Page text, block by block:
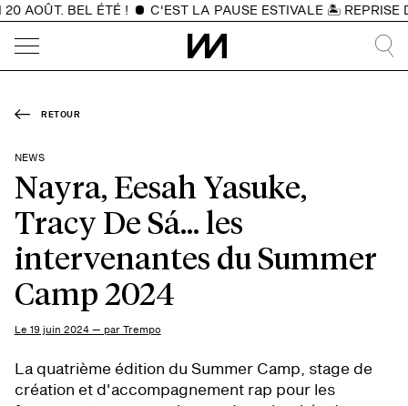
BEL ÉTÉ ! C'EST LA PAUSE ESTIVALE 🏝️ REPRISE
RETOUR
NEWS
Nayra, Eesah Yasuke,
Tracy De Sá… les
intervenantes du Summer
Camp 2024
Le 19 juin 2024 — par Trempo
La quatrième édition du Summer Camp, stage de
création et d'accompagnement rap pour les